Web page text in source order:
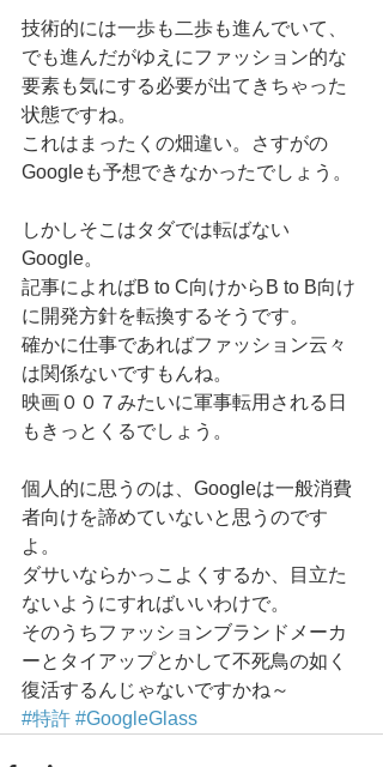
技術的には一歩も二歩も進んでいて、
でも進んだがゆえにファッション的な
要素も気にする必要が出てきちゃった
状態ですね。
これはまったくの畑違い。さすがの
Googleも予想できなかったでしょう。
しかしそこはタダでは転ばない
Google。
記事によればB to C向けからB to B向け
に開発方針を転換するそうです。
確かに仕事であればファッション云々
は関係ないですもんね。
映画００７みたいに軍事転用される日
もきっとくるでしょう。
個人的に思うのは、Googleは一般消費
者向けを諦めていないと思うのです
よ。
ダサいならかっこよくするか、目立た
ないようにすればいいわけで。
そのうちファッションブランドメーカ
ーとタイアップとかして不死鳥の如く
復活するんじゃないですかね～
#特許 #GoogleGlass